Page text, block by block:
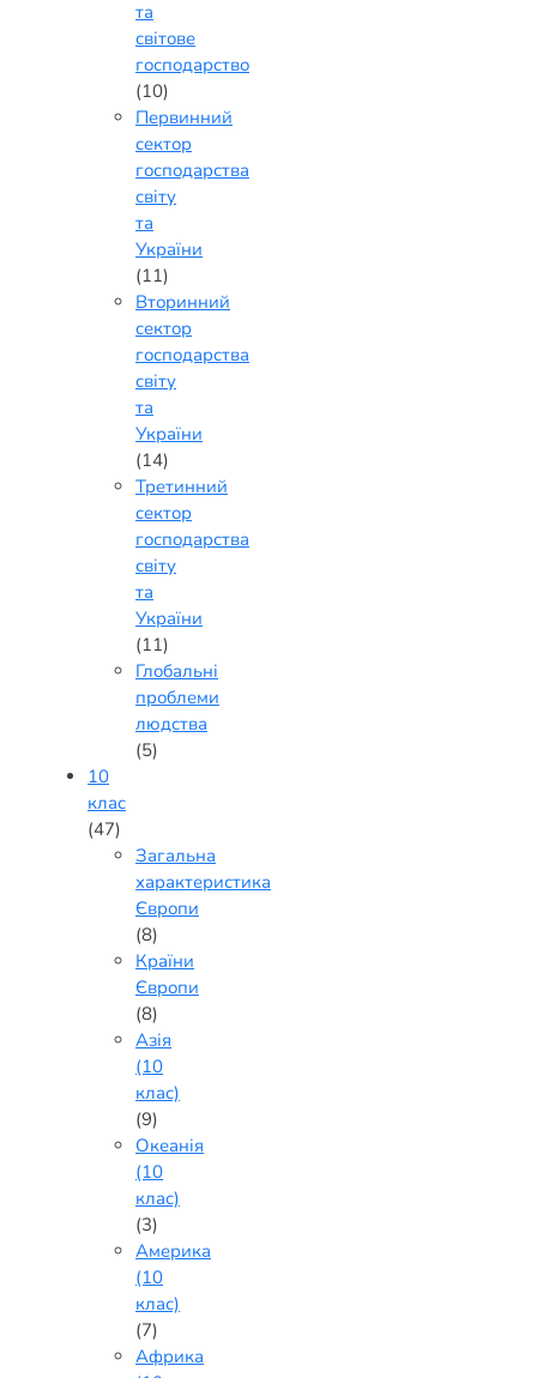
та
світове
господарство
(10)
Первинний
сектор
господарства
світу
та
України
(11)
Вторинний
сектор
господарства
світу
та
України
(14)
Третинний
сектор
господарства
світу
та
України
(11)
Глобальні
проблеми
людства
(5)
10
клас
(47)
Загальна
характеристика
Європи
(8)
Країни
Європи
(8)
Азія
(10
клас)
(9)
Океанія
(10
клас)
(3)
Америка
(10
клас)
(7)
Африка